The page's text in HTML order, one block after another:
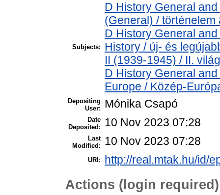
Subjects:
D History General
(General) / történelem
D History General
History / új- és
II (1939-1945) / II.
D History General
Europe / Közép-
Depositing
User:
Mónika Csapó
Date
Deposited:
10 Nov 2023 07:28
Last
Modified:
10 Nov 2023 07:28
URI: http://real.mtak.hu/id/
Actions (login required)